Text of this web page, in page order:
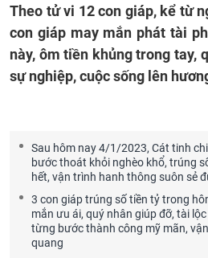
Theo tử vi 12 con giáp, kể từ
con giáp may mắn phát tài
này, ôm tiền khủng trong tay,
sự nghiệp, cuộc sống lên
Sau hôm nay 4/1/2023, Cát tinh
bước thoát khỏi nghèo khổ, trúng
hết, vận trình hanh thông suôn sẻ
3 con giáp trúng số tiền tỷ trong
mắn ưu ái, quý nhân giúp đỡ, tài
từng bước thành công mỹ mãn,
quang